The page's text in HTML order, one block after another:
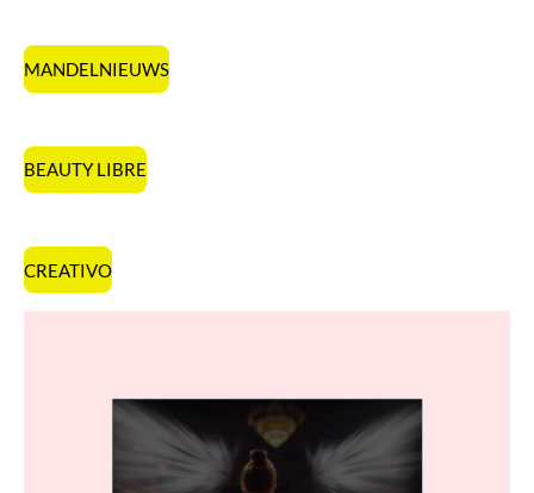
MANDELNIEUWS
BEAUTY LIBRE
CREATIVO